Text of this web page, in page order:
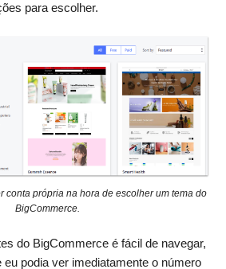
para escolher.
conta própria na hora de escolher um tema do
BigCommerce.
do BigCommerce é fácil de navegar,
eu podia ver imediatamente o número